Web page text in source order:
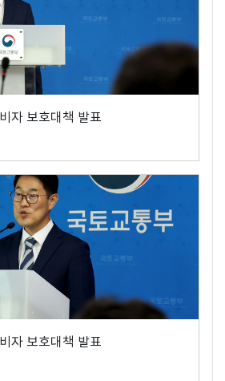
소비자 보호대책 발표
소비자 보호대책 발표